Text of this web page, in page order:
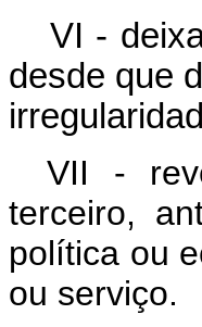
VI -
desde que
VII -
terceiro,
política ou
ou serviço.